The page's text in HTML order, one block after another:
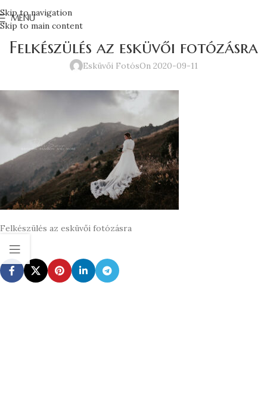
Skip to navigation
Skip to main content
MENU
Felkészülés az esküvői fotózásra
Esküvői FotósOn 2020-09-11
Felkészülés az esküvői fotózásra